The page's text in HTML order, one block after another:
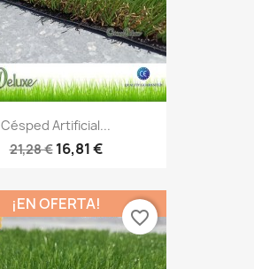
Césped Artificial...
21,28 € 16,81 €
¡EN OFERTA!
favorite_border